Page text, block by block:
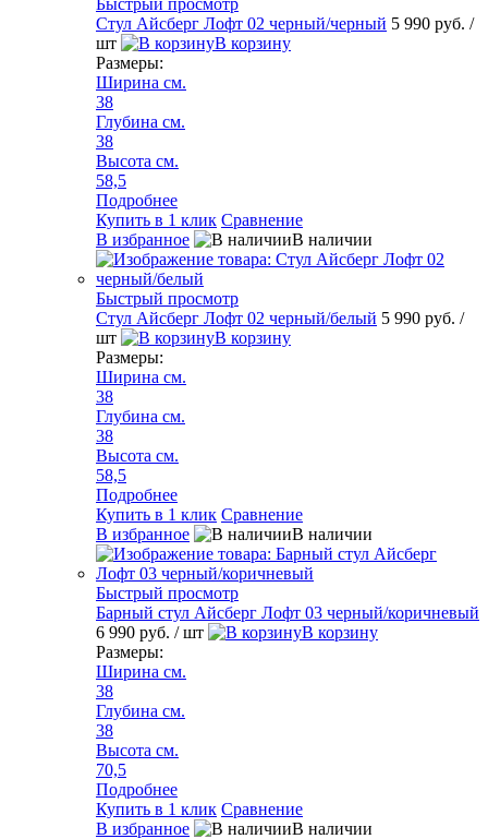
Быстрый просмотр
Стул Айсберг Лофт 02 черный/черный 5 990 руб. /
шт
В корзину
Размеры:
Ширина см.
38
Глубина см.
38
Высота см.
58,5
Подробнее
Купить в 1 клик Сравнение
В избранное
В наличии
Быстрый просмотр
Стул Айсберг Лофт 02 черный/белый 5 990 руб. /
шт
В корзину
Размеры:
Ширина см.
38
Глубина см.
38
Высота см.
58,5
Подробнее
Купить в 1 клик Сравнение
В избранное
В наличии
Быстрый просмотр
Барный стул Айсберг Лофт 03 черный/коричневый
6 990 руб. / шт
В корзину
Размеры:
Ширина см.
38
Глубина см.
38
Высота см.
70,5
Подробнее
Купить в 1 клик Сравнение
В избранное
В наличии